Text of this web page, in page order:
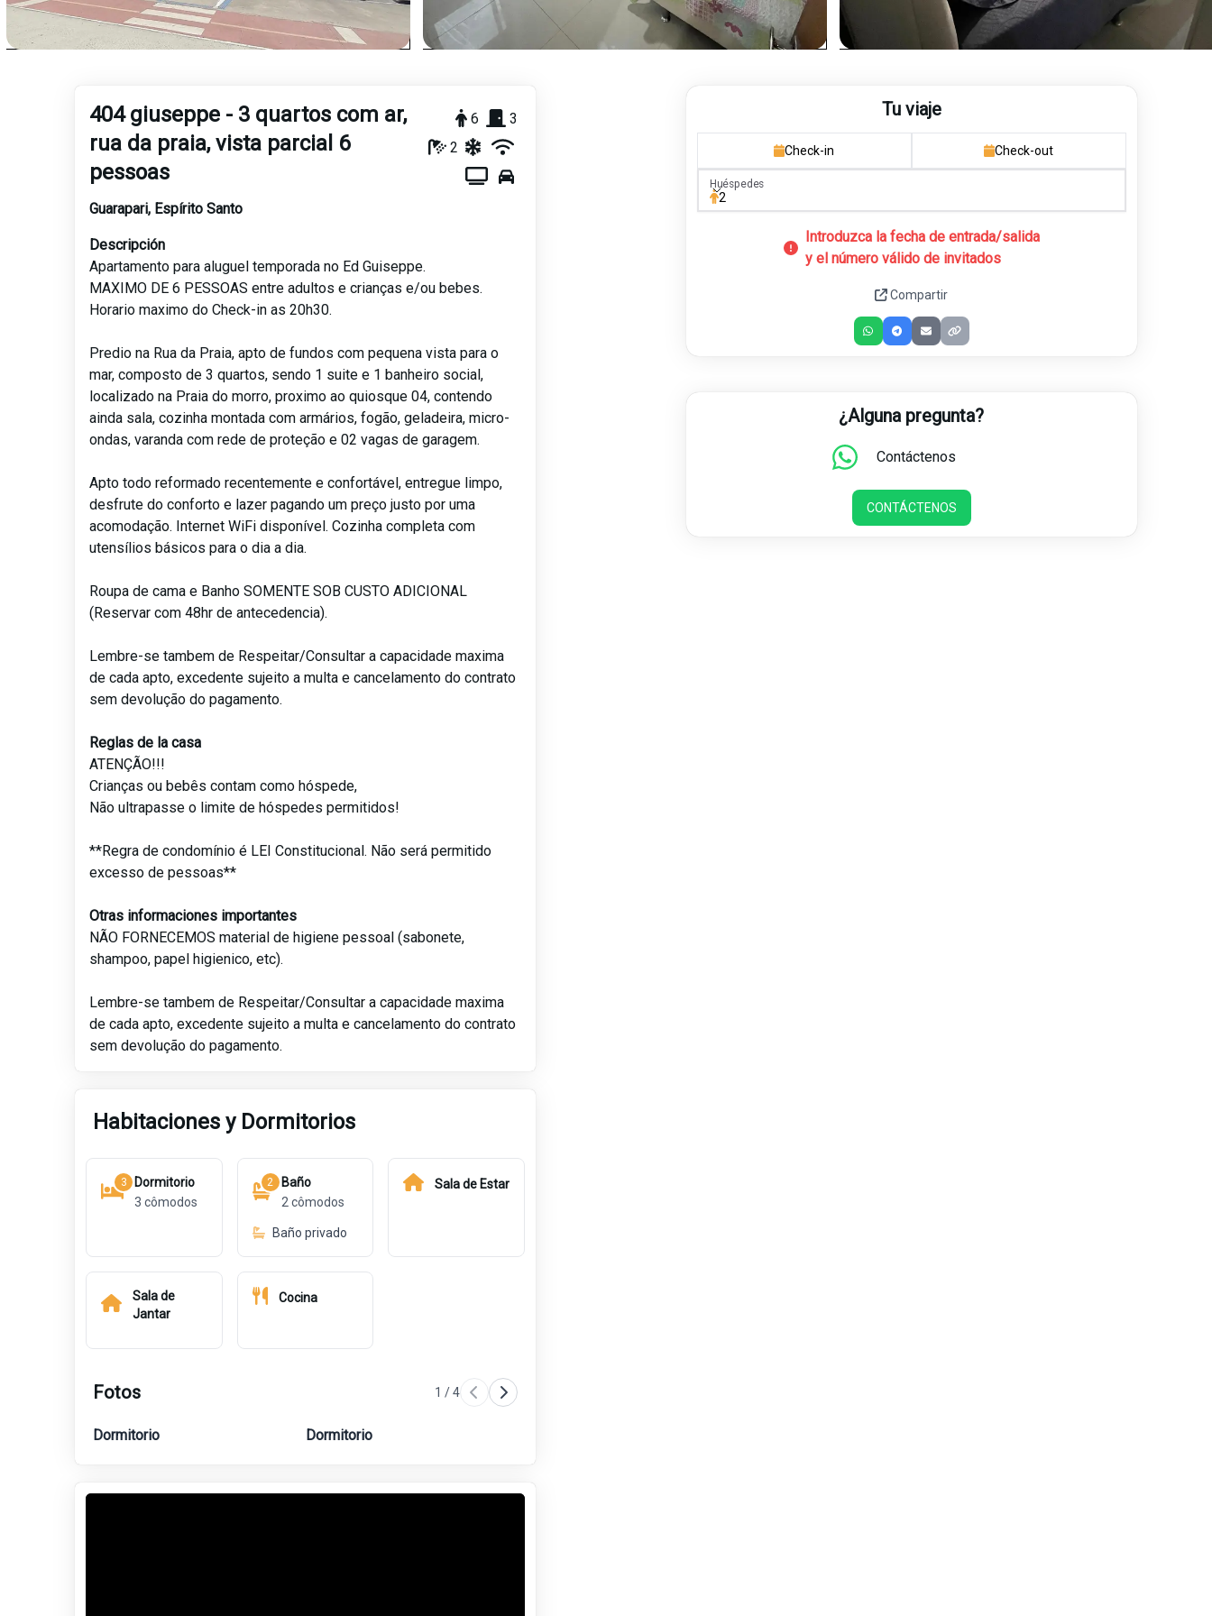
404 giuseppe - 3 quartos com ar,
rua da praia, vista parcial 6
pessoas
6
3
2
Guarapari, Espírito Santo
Descripción
Apartamento para aluguel temporada no Ed Guiseppe.
MAXIMO DE 6 PESSOAS entre adultos e crianças e/ou bebes.
Horario maximo do Check-in as 20h30.
Predio na Rua da Praia, apto de fundos com pequena vista para o
mar, composto de 3 quartos, sendo 1 suite e 1 banheiro social,
localizado na Praia do morro, proximo ao quiosque 04, contendo
ainda sala, cozinha montada com armários, fogão, geladeira, micro-
ondas, varanda com rede de proteção e 02 vagas de garagem.
Apto todo reformado recentemente e confortável, entregue limpo,
desfrute do conforto e lazer pagando um preço justo por uma
acomodação. Internet WiFi disponível. Cozinha completa com
utensílios básicos para o dia a dia.
Roupa de cama e Banho SOMENTE SOB CUSTO ADICIONAL
(Reservar com 48hr de antecedencia).
Lembre-se tambem de Respeitar/Consultar a capacidade maxima
de cada apto, excedente sujeito a multa e cancelamento do contrato
sem devolução do pagamento.
Reglas de la casa
ATENÇÃO!!!
Crianças ou bebês contam como hóspede,
Não ultrapasse o limite de hóspedes permitidos!
**Regra de condomínio é LEI Constitucional. Não será permitido
excesso de pessoas**
Otras informaciones importantes
NÃO FORNECEMOS material de higiene pessoal (sabonete,
shampoo, papel higienico, etc).
Lembre-se tambem de Respeitar/Consultar a capacidade maxima
de cada apto, excedente sujeito a multa e cancelamento do contrato
sem devolução do pagamento.
Habitaciones y Dormitorios
3
Dormitorio
3 cômodos
2
Baño
2 cômodos
Baño privado
Sala de Estar
Sala de
Jantar
Cocina
Fotos 1 /4
Dormitorio Dormitorio
Tu viaje
Check-in Check-out
Huéspedes
Huéspedes
2
Introduzca la fecha de entrada/salida
y el número válido de invitados
Compartir
¿Alguna pregunta?
Contáctenos
CONTÁCTENOS